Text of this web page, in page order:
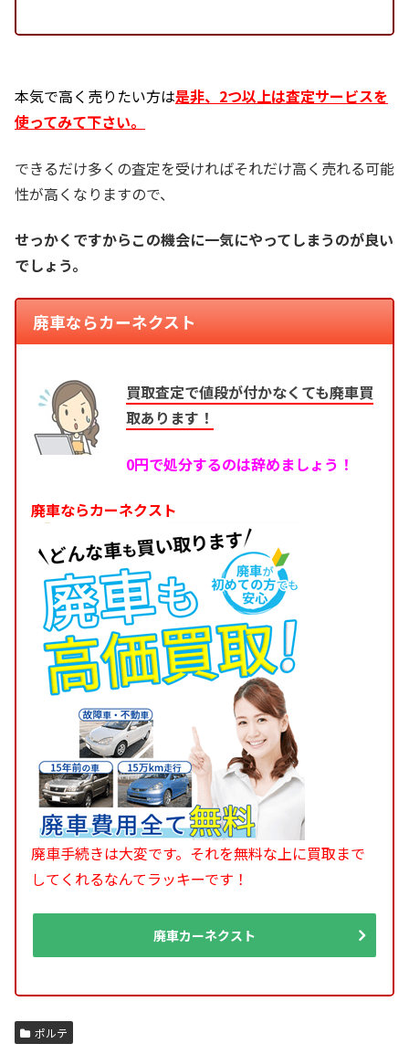
本気で高く売りたい方は是非、2つ以上は査定サービスを
使ってみて下さい。
できるだけ多くの査定を受ければそれだけ高く売れる可能
性が高くなりますので、
せっかくですからこの機会に一気にやってしまうのが良い
でしょう。
廃車ならカーネクスト
買取査定で値段が付かなくても廃車買
取あります！
0円で処分するのは辞めましょう！
廃車ならカーネクスト
廃車手続きは大変です。それを無料な上に買取まで
してくれるなんてラッキーです！
廃車カーネクスト
ポルテ